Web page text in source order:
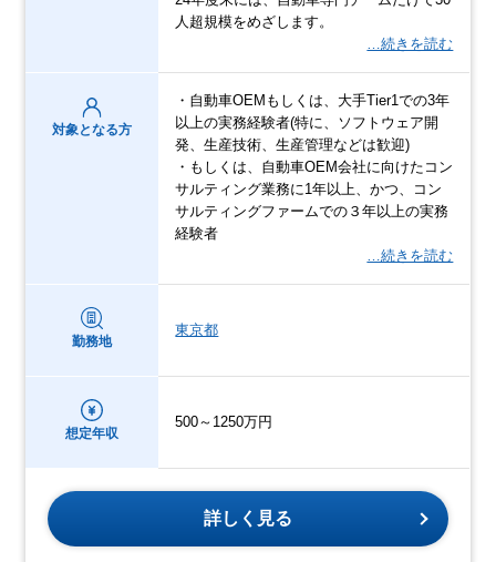
人超規模をめざします。
…続きを読む
対象となる方
・自動車OEMもしくは、大手Tier1での3年
以上の実務経験者(特に、ソフトウェア開
発、生産技術、生産管理などは歓迎)
・もしくは、自動車OEM会社に向けたコン
サルティング業務に1年以上、かつ、コン
サルティングファームでの３年以上の実務
経験者
…続きを読む
勤務地
東京都
想定年収
500～1250万円
詳しく見る